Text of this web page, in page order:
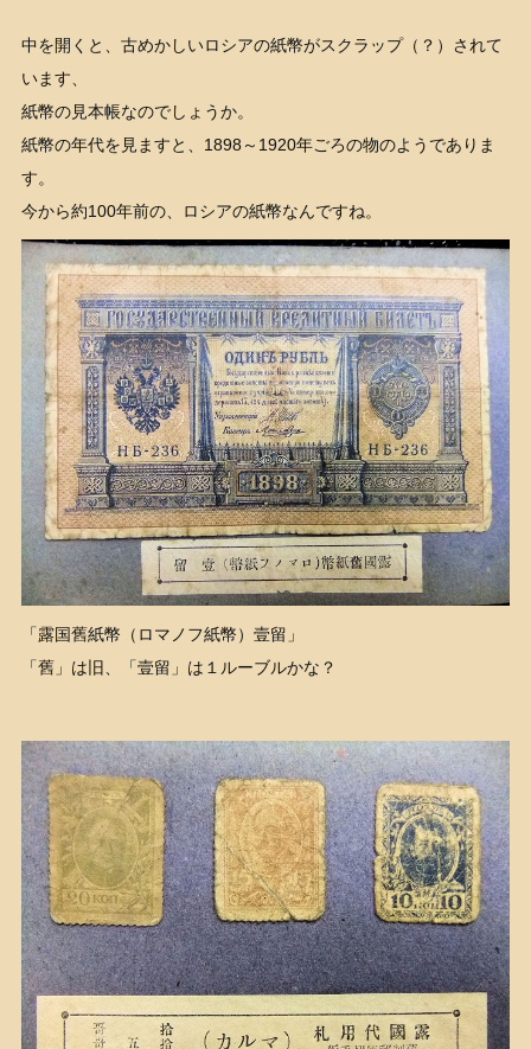
中を開くと、古めかしいロシアの紙幣がスクラップ（？）されて
います、
紙幣の見本帳なのでしょうか。
紙幣の年代を見ますと、1898～1920年ごろの物のようでありま
す。
今から約100年前の、ロシアの紙幣なんですね。
「露国舊紙幣（ロマノフ紙幣）壹留」
「舊」は旧、「壹留」は１ルーブルかな？